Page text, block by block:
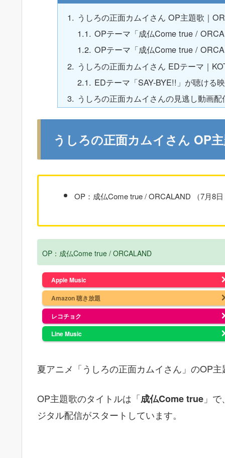
うしろの正面カムイさん OP主題歌｜
OPテーマ「成仏Come true /
OPテーマ「成仏Come true /
うしろの正面カムイさん EDテーマ｜
EDテーマ「SAY-BYE!!」が聴ける
うしろの正面カムイさんの見逃し動画
うしろの正面カムイさん OP
OP：成仏Come true / ORCALAND （7月8
OP：成仏Come true / ORCALAND
Apple Music
Amazon 聴き放題
レコチョク
Line Music
夏アニメ「うしろの正面カムイさん」のOP
OP主題歌のタイトルは「成仏Come true 」
ジタル配信がスタートしています。